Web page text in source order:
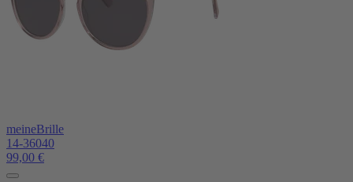
meineBrille
14-36040
99,00 €